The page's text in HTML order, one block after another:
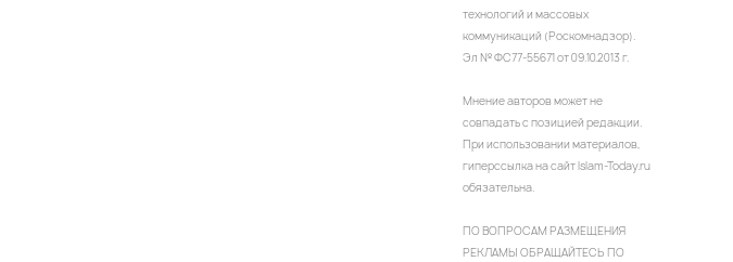
технологий и массовых
коммуникаций (Роскомнадзор).
Эл № ФС77-55671 от 09.10.2013 г.
Мнение авторов может не
совпадать с позицией редакции.
При использовании материалов,
гиперссылка на сайт Islam-Today.ru
обязательна.
ПО ВОПРОСАМ РАЗМЕЩЕНИЯ
РЕКЛАМЫ ОБРАЩАЙТЕСЬ ПО